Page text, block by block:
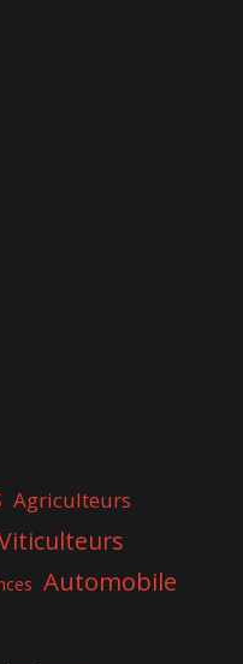
Agriculteurs
Automobile